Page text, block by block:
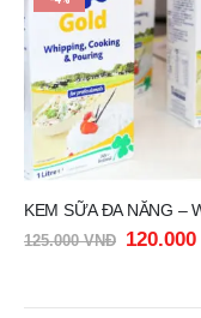
125.000VNĐ 120.000